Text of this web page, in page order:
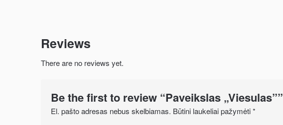
Reviews
There are no reviews yet.
Be the first to review “Paveikslas „Viesulas””
El. pašto adresas nebus skelbiamas. Būtini laukeliai pažymėti*